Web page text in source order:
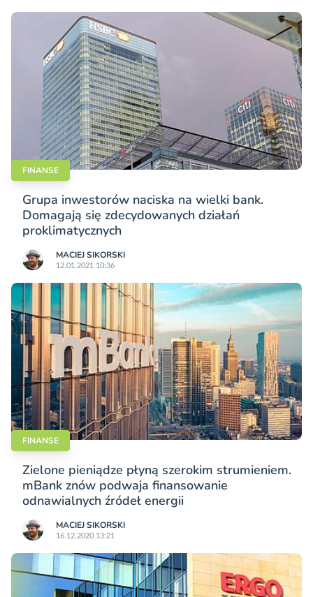
FINANSE
Grupa inwestorów naciska na wielki bank.
Domagają się zdecydowanych działań
proklimatycznych
MACIEJ SIKORSKI
12.01.2021 10:36
FINANSE
Zielone pieniądze płyną szerokim strumieniem.
mBank znów podwaja finansowanie
odnawialnych źródeł energii
MACIEJ SIKORSKI
16.12.2020 13:21